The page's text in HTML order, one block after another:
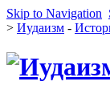
Skip to Navigation
> Иудаизм -